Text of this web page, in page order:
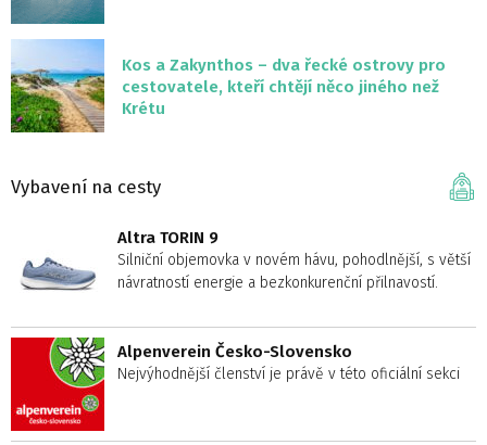
Kos a Zakynthos – dva řecké ostrovy pro
cestovatele, kteří chtějí něco jiného než
Krétu
Vybavení na cesty
Altra TORIN 9
Silniční objemovka v novém hávu, pohodlnější, s větší
návratností energie a bezkonkurenční přilnavostí.
Alpenverein Česko-Slovensko
Nejvýhodnější členství je právě v této oficiální sekci